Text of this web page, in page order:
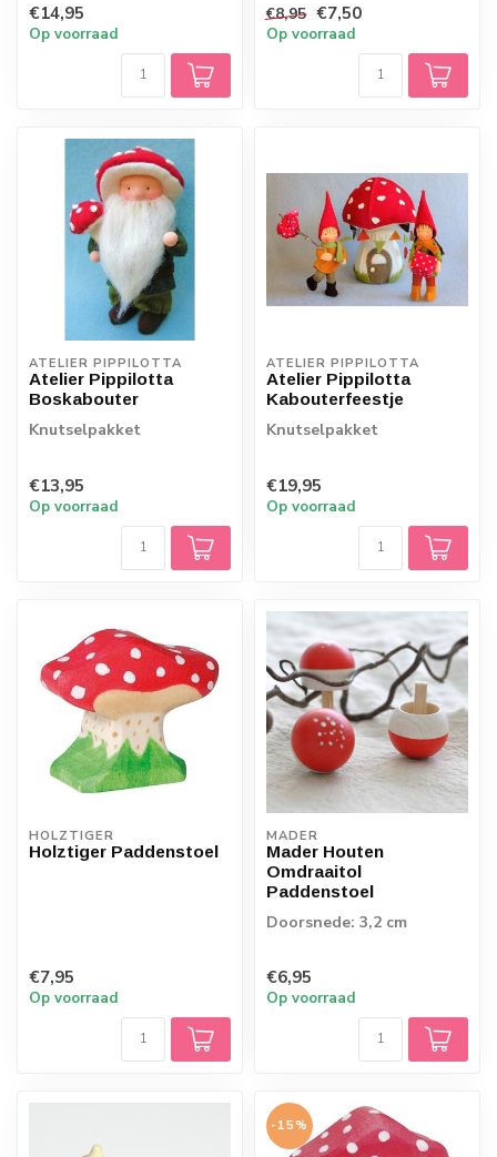
€14,95
Op voorraad
€8,95 €7,50
Op voorraad
ATELIER PIPPILOTTA
Atelier Pippilotta
Boskabouter
Knutselpakket
€13,95
Op voorraad
ATELIER PIPPILOTTA
Atelier Pippilotta
Kabouterfeestje
Knutselpakket
€19,95
Op voorraad
HOLZTIGER
Holztiger Paddenstoel
€7,95
Op voorraad
MADER
Mader Houten
Omdraaitol
Paddenstoel
Doorsnede: 3,2 cm
€6,95
Op voorraad
-15%